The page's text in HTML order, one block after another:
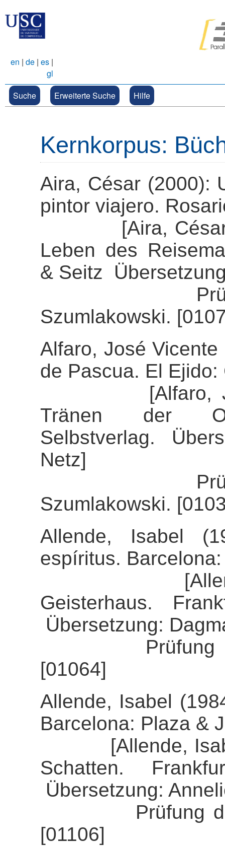
en | de | es |
gl
Suche
Erweiterte Suche Hilfe
Kernkorpus:
Aira, César (2000):
pintor viajero.
[Aira, César
Leben des
& Seitz
Prüfung
Szumlakowski.
Alfaro, José
de Pascua. El
[Alfaro, José
Tränen der
Selbstverlag.
Netz]
Prüfung
Szumlakowski.
Allende, Isabel
espíritus.
[Allende,
Geisterhaus.
Übersetzung:
Prüfung der
[01064]
Allende, Isabel
Barcelona: Plaza &
[Allende, Isabel
Schatten.
Übersetzung:
Prüfung der
[01106]